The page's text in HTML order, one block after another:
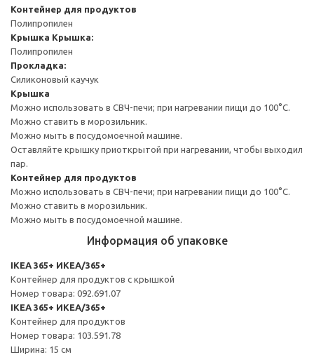
Контейнер для продуктов
Полипропилен
Крышка Крышка:
Полипропилен
Прокладка:
Силиконовый каучук
Крышка
Можно использовать в СВЧ-печи; при нагревании пищи до 100°C.
Можно ставить в морозильник.
Можно мыть в посудомоечной машине.
Оставляйте крышку приоткрытой при нагревании, чтобы выходил
пар.
Контейнер для продуктов
Можно использовать в СВЧ-печи; при нагревании пищи до 100°C.
Можно ставить в морозильник.
Можно мыть в посудомоечной машине.
Информация об упаковке
IKEA 365+ ИКЕА/365+
Контейнер для продуктов с крышкой
Номер товара: 092.691.07
IKEA 365+ ИКЕА/365+
Контейнер для продуктов
Номер товара: 103.591.78
Ширина: 15 см